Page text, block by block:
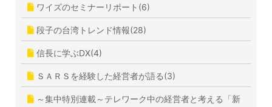
ワイズのセミナーリポート(6)
段子の台湾トレンド情報(28)
信長に学ぶDX(4)
ＳＡＲＳを経験した経営者が語る(3)
～集中特別連載～テレワーク中の経営者と考える「新